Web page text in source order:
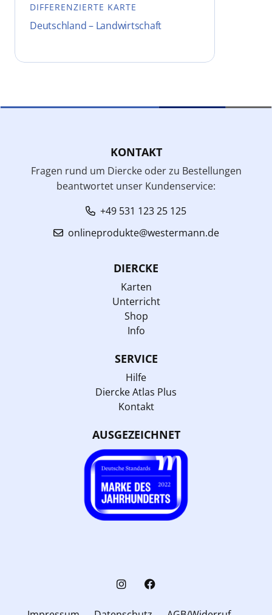
DIFFERENZIERTE KARTE
Deutschland – Landwirtschaft
KONTAKT
Fragen rund um Diercke oder zu Bestellungen
beantwortet unser Kundenservice:
+49 531 123 25 125
onlineprodukte@westermann.de
DIERCKE
Karten
Unterricht
Shop
Info
SERVICE
Hilfe
Diercke Atlas Plus
Kontakt
AUSGEZEICHNET